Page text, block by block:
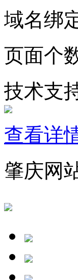
域名绑
页面个
技术支
查看详
肇庆网